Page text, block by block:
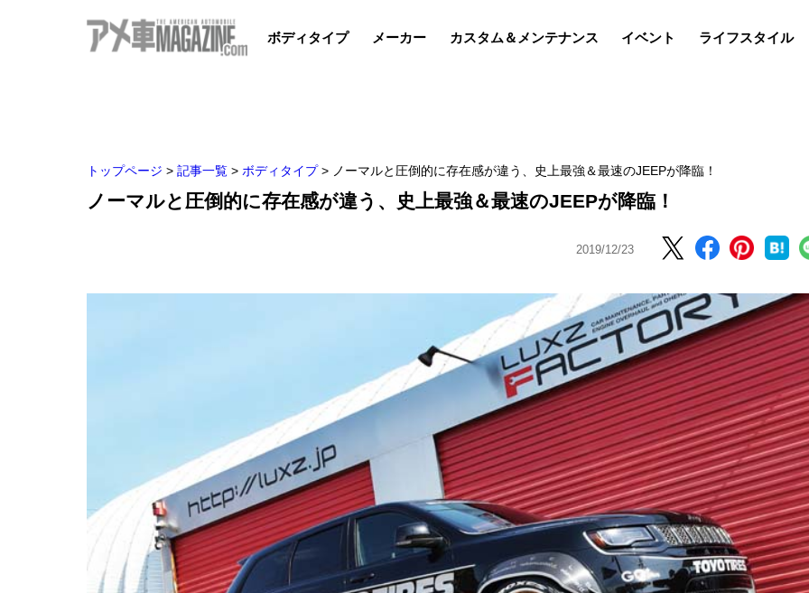
ボディタイプ メーカー カスタム＆メンテナンス イベント ライフスタイル
トップページ > 記事一覧 > ボディタイプ > ノーマルと圧倒的に存在感が違う、史上最強＆最速のJEEPが降臨！
ノーマルと圧倒的に存在感が違う、史上最強＆最速のJEEPが降臨！
2019/12/23